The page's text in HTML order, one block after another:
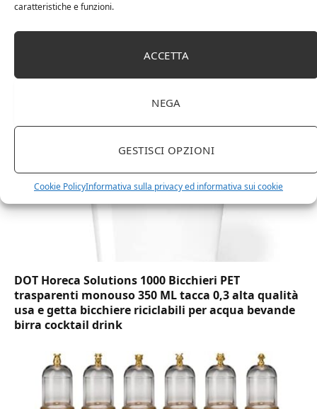
caratteristiche e funzioni.
ACCETTA
NEGA
GESTISCI OPZIONI
Cookie PolicyInformativa sulla privacy ed informativa sui cookie
Amazon Basics Martin – Libreria, 35 x 114 x 78 cm
marchio Movian)
DOT Horeca Solutions 1000 Bicchieri PET
trasparenti monouso 350 ML tacca 0,3 alta qualità
usa e getta bicchiere riciclabili per acqua bevande
birra cocktail drink